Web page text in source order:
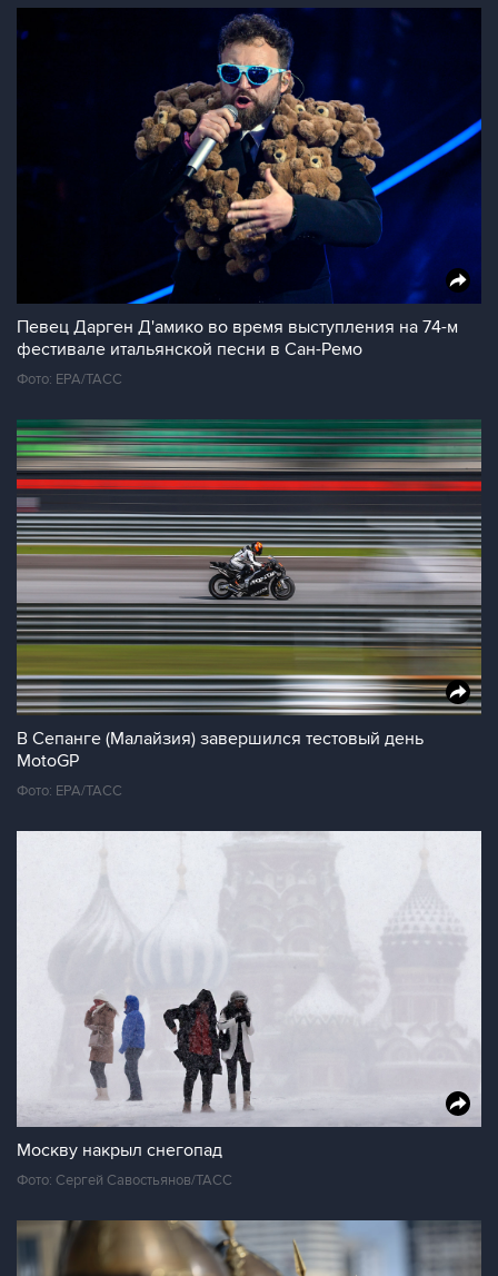
Певец Дарген Д'амико во время выступления на 74-м
фестивале итальянской песни в Сан-Ремо
Фото: ЕРА/ТАСС
В Сепанге (Малайзия) завершился тестовый день
MotoGP
Фото: ЕРА/ТАСС
Москву накрыл снегопад
Фото: Сергей Савостьянов/ТАСС